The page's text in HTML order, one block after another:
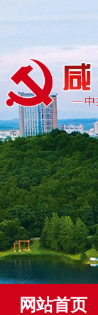
网站首页